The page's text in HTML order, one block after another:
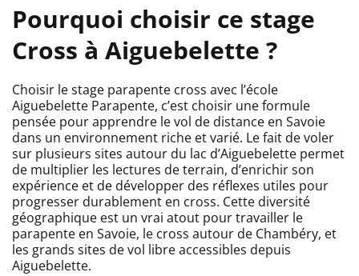
Pourquoi choisir ce stage
Cross à Aiguebelette ?
Choisir le stage parapente cross avec l’école
Aiguebelette Parapente, c’est choisir une formule
pensée pour apprendre le vol de distance en Savoie
dans un environnement riche et varié. Le fait de voler
sur plusieurs sites autour du lac d’Aiguebelette permet
de multiplier les lectures de terrain, d’enrichir son
expérience et de développer des réflexes utiles pour
progresser durablement en cross. Cette diversité
géographique est un vrai atout pour travailler le
parapente en Savoie, le cross autour de Chambéry, et
les grands sites de vol libre accessibles depuis
Aiguebelette.